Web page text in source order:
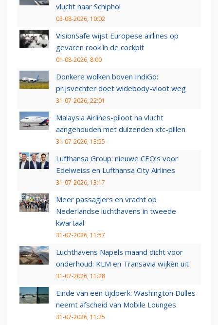
vlucht naar Schiphol
03-08-2026, 10:02
VisionSafe wijst Europese airlines op
gevaren rook in de cockpit
01-08-2026, 8:00
Donkere wolken boven IndiGo:
prijsvechter doet widebody-vloot weg
31-07-2026, 22:01
Malaysia Airlines-piloot na vlucht
aangehouden met duizenden xtc-pillen
31-07-2026, 13:55
Lufthansa Group: nieuwe CEO’s voor
Edelweiss en Lufthansa City Airlines
31-07-2026, 13:17
Meer passagiers en vracht op
Nederlandse luchthavens in tweede
kwartaal
31-07-2026, 11:57
Luchthavens Napels maand dicht voor
onderhoud: KLM en Transavia wijken uit
31-07-2026, 11:28
Einde van een tijdperk: Washington Dulles
neemt afscheid van Mobile Lounges
31-07-2026, 11:25